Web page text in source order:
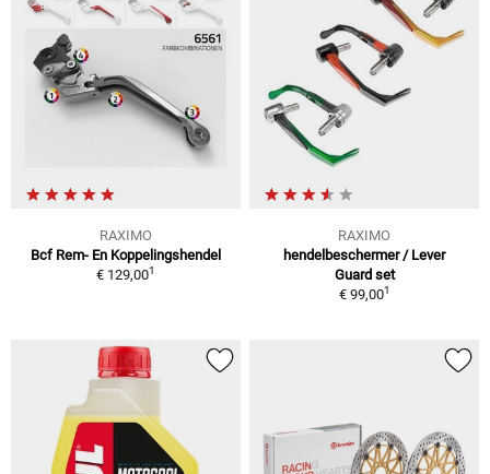
RAXIMO
Bcf Rem- En Koppelingshendel
€ 129,001
RAXIMO
hendelbeschermer / Lever
Guard set
€ 99,001